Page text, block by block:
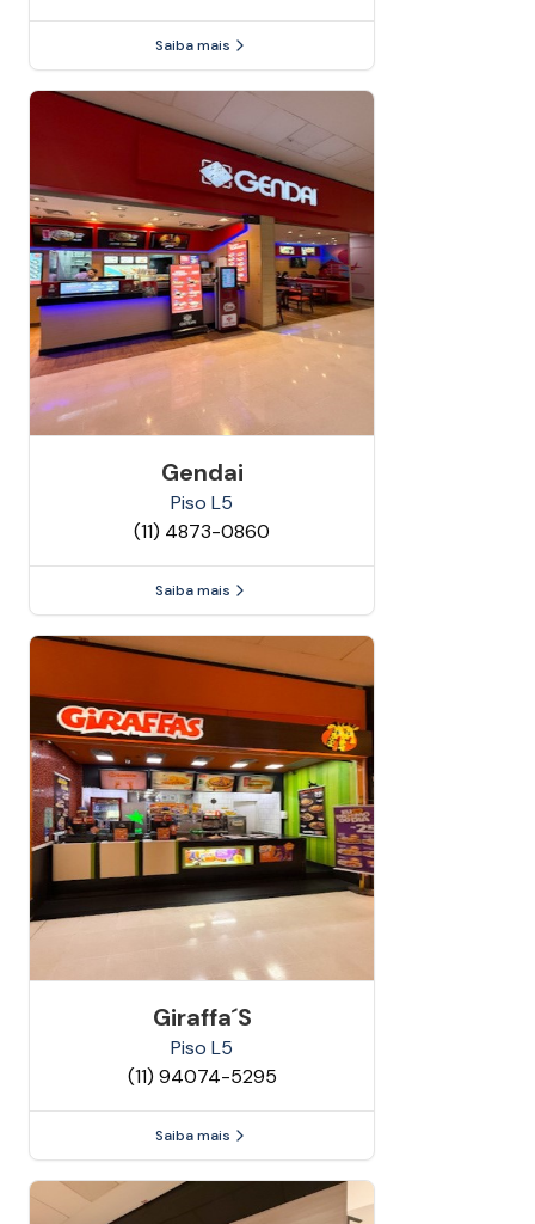
Saiba mais
Gendai
Piso L5
(11) 4873-0860
Saiba mais
Giraffa´s
Piso L5
(11) 94074-5295
Saiba mais